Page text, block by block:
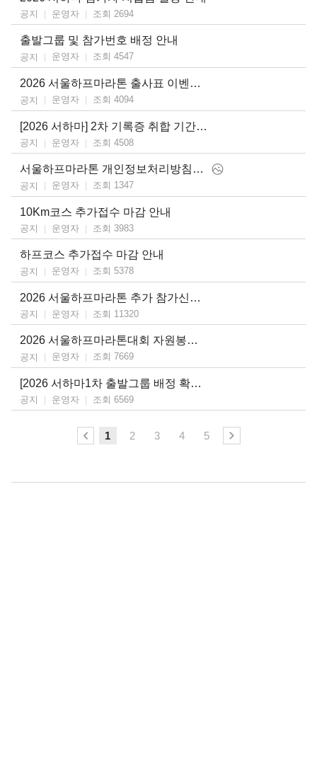
공지 운영자 조회 2694
출발그룹 및 참가번호 배정 안내
공지 운영자 조회 4547
2026 서울하프마라톤 출사표 이벤트 안내
공지 운영자 조회 4094
[2026 서하마] 2차 기록증 취합 기간 안내
공지 운영자 조회 4508
서울하프마라톤 개인정보처리방침의 일부 내용 개정 안내
공지 운영자 조회 1347
10Km코스 추가접수 마감 안내
공지 운영자 조회 3983
하프코스 추가접수 마감 안내
공지 운영자 조회 5378
2026 서울하프마라톤 추가 참가신청 일정 안내
공지 운영자 조회 11320
2026 서울하프마라톤대회 자원봉사자 모집[마감]
공지 운영자 조회 7669
[2026 서하마1차 출발그룹 배정 확인 및 2차 기록증 취합 기간 안내
공지 운영자 조회 6569
1 2 3 4 5